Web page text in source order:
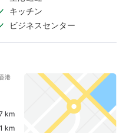
キッチン
ビジネスセンター
港
km
km